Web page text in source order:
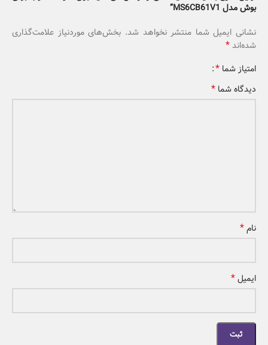
بوش مدل MS6CB61V1”
نشانی ایمیل شما منتشر نخواهد شد. بخش‌های موردنیاز علامت‌گذاری
شده‌اند*
امتیاز شما *
دیدگاه شما *
نام*
ایمیل*